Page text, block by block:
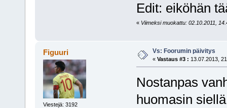
Edit: eiköhän
« Viimeksi muokattu: 02.10.2011,
Figuuri
Viestejä: 3192
Vs: Foorumin päivitys
« Vastaus #3 : 13.07.2013,
Nostanpas
huomasin